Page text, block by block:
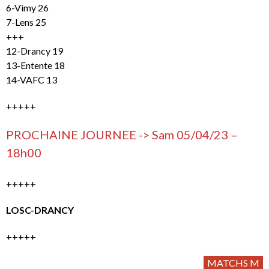
6-Vimy 26
7-Lens 25
+++
12-Drancy 19
13-Entente 18
14-VAFC 13
+++++
PROCHAINE JOURNEE -> Sam 05/04/23 –
18h00
+++++
LOSC-DRANCY
+++++
MATCHS M